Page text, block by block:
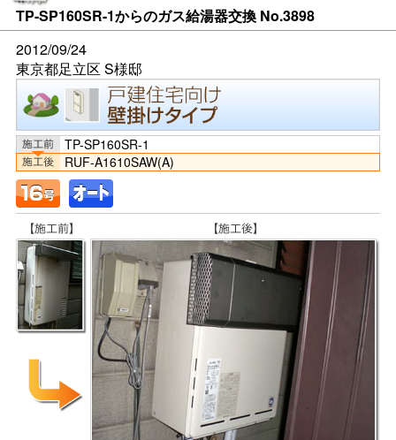
TP-SP160SR-1からのガス給湯器交換 No.3898
2012/09/24
東京都足立区 S様邸
TP-SP160SR-1
RUF-A1610SAW(A)